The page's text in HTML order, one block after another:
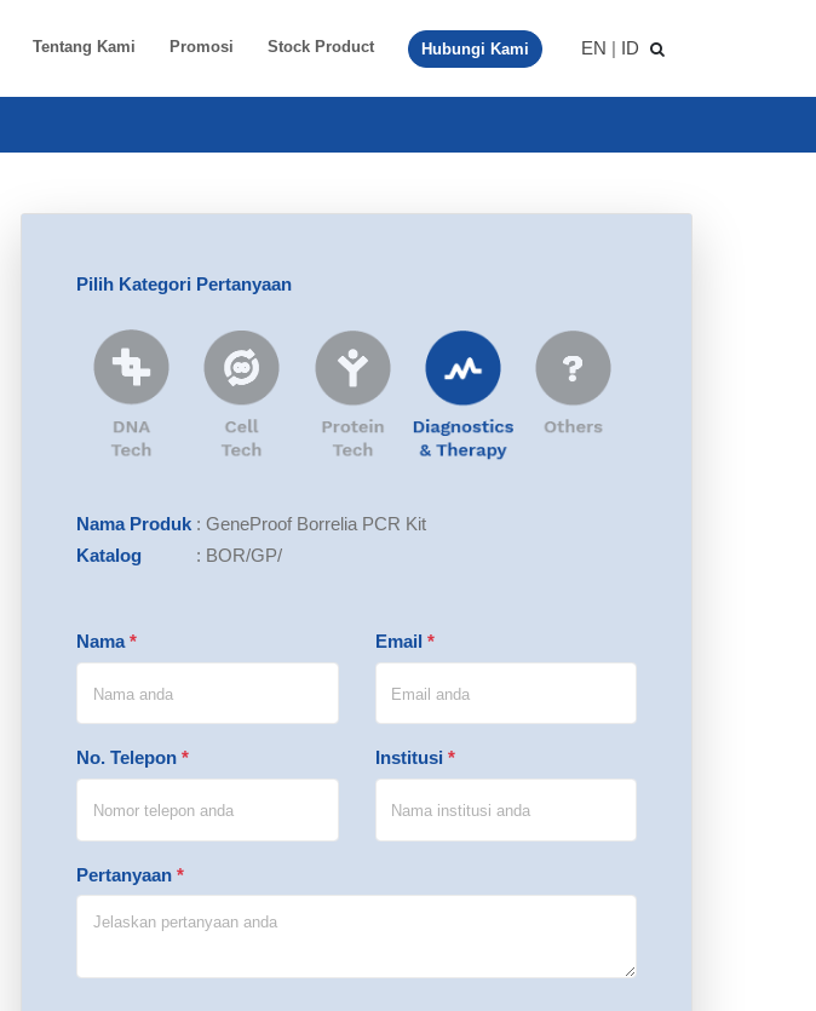
Tentang Kami Promosi Stock Product Hubungi Kami EN | ID
Pilih Kategori Pertanyaan
Nama Produk : GeneProof Borrelia PCR Kit
Katalog
: BOR/GP/
Nama* Email *
No. Telepon * Institusi *
Pertanyaan *